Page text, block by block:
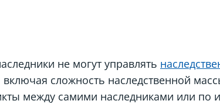
не могут управлять
сложность наследственной
между самими наследниками или по